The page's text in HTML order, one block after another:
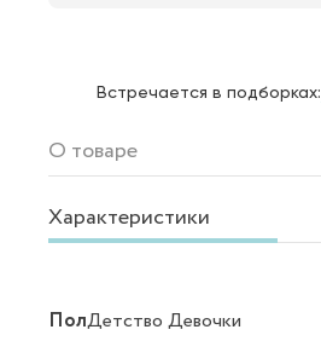
Встречается в подборках:
О товаре
Характеристики
ПолДетство Девочки